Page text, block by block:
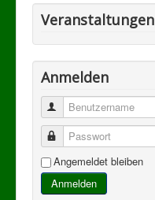
Veranstaltungen
Anmelden
Benutzername
Passwort
Angemeldet bleiben
Anmelden